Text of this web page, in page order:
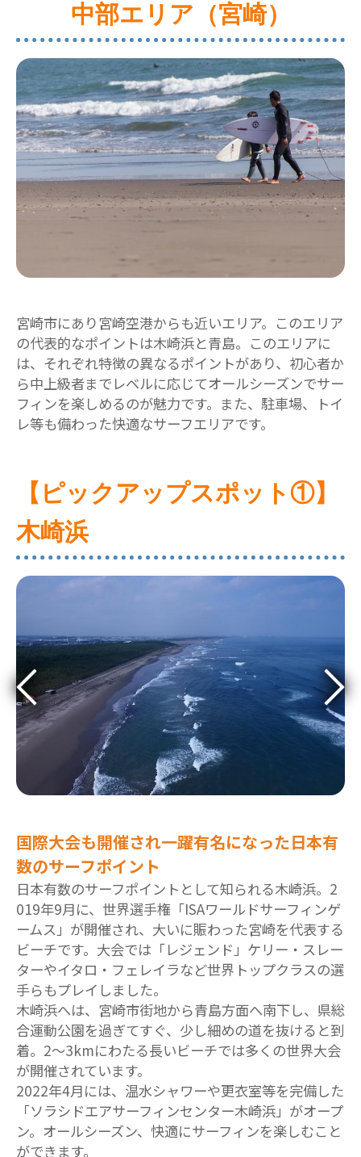
中部エリア（宮崎）
宮崎市にあり宮崎空港からも近いエリア。このエリア
の代表的なポイントは木崎浜と青島。このエリアに
は、それぞれ特徴の異なるポイントがあり、初心者か
ら中上級者までレベルに応じてオールシーズンでサー
フィンを楽しめるのが魅力です。また、駐車場、トイ
レ等も備わった快適なサーフエリアです。
【ピックアップスポット①】
木崎浜
国際大会も開催され一躍有名になった日本有
数のサーフポイント
日本有数のサーフポイントとして知られる木崎浜。2
019年9月に、世界選手権「ISAワールドサーフィンゲ
ームス」が開催され、大いに賑わった宮崎を代表する
ビーチです。大会では「レジェンド」ケリー・スレー
ターやイタロ・フェレイラなど世界トップクラスの選
手らもプレイしました。
木崎浜へは、宮崎市街地から青島方面へ南下し、県総
合運動公園を過ぎてすぐ、少し細めの道を抜けると到
着。2～3kmにわたる長いビーチでは多くの世界大会
が開催されています。
2022年4月には、温水シャワーや更衣室等を完備した
「ソラシドエアサーフィンセンター木崎浜」がオープ
ン。オールシーズン、快適にサーフィンを楽しむこと
ができます。